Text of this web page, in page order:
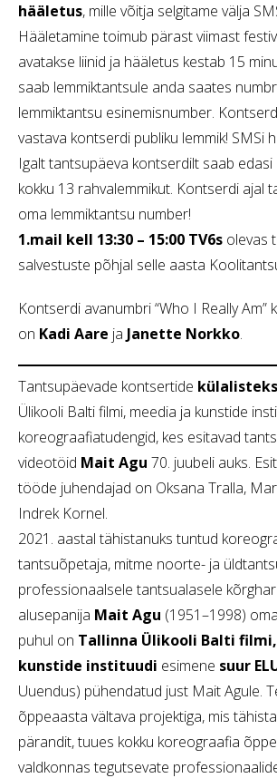
hääletus, mille võitja selgitame välja
Hääletamine toimub pärast viimast
avatakse liinid ja hääletus kestab 15
saab lemmiktantsule anda saates
lemmiktantsu esinemisnumber.
vastava kontserdi publiku lemmik! SMSi
Igalt tantsupäeva kontserdilt saab edasi
kokku 13 rahvalemmikut. Kontserdi ajal
oma lemmiktantsu number!
1.mail kell 13:30 – 15:00 TV6s olevas
salvestuste põhjal selle aasta
Kontserdi avanumbri “Who I Really Am”
on Kadi Aare ja Janette Norkko.
Tantsupäevade kontsertide külalisteks
Ülikooli Balti filmi, meedia ja kunstide
koreograafiatudengid, kes esitavad
videotöid Mait Agu 70. juubeli auks.
tööde juhendajad on Oksana Tralla,
Indrek Kornel.
2021. aastal tähistanuks tuntud
tantsuõpetaja, mitme noorte- ja
professionaalsele tantsualasele
alusepanija Mait Agu (1951–1998)
puhul on Tallinna Ülikooli Balti
kunstide instituudi esimene suur
Uuendus) pühendatud just Mait Agule.
õppeaasta vältava projektiga, mis
pärandit, tuues kokku koreograafia
valdkonnas tegutsevate